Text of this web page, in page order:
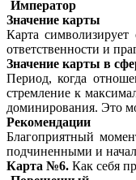
Император
Значение карты
Карта
ответственности и
Значение карты в
Период, когда
стремление к
доминирования. Это
Рекомендации
Благоприятный
подчиненными и
Карта №6. Как себя